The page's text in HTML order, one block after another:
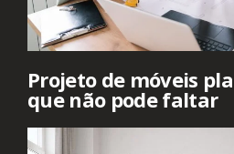
Projeto de móveis
que não pode faltar